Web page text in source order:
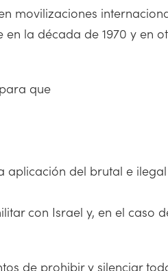
movilizaciones
la década de 1970 y en
que
del brutal e
con Israel y, en el caso
de prohibir y silenciar